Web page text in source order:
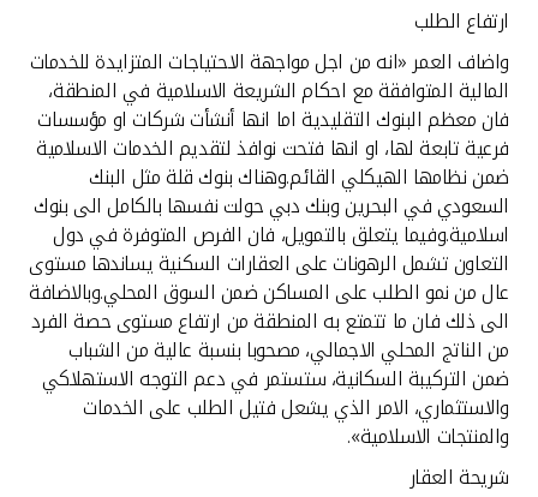
ارتفاع الطلب
واضاف العمر «انه من اجل مواجهة الاحتياجات المتزايدة للخدمات
المالية المتوافقة مع احكام الشريعة الاسلامية في المنطقة،
فان معظم البنوك التقليدية اما انها أنشأت شركات او مؤسسات
فرعية تابعة لها، او انها فتحت نوافذ لتقديم الخدمات الاسلامية
ضمن نظامها الهيكلي القائم.وهناك بنوك قلة مثل البنك
السعودي في البحرين وبنك دبي حولت نفسها بالكامل الى بنوك
اسلامية.وفيما يتعلق بالتمويل، فان الفرص المتوفرة في دول
التعاون تشمل الرهونات على العقارات السكنية يساندها مستوى
عال من نمو الطلب على المساكن ضمن السوق المحلي.وبالاضافة
الى ذلك فان ما تتمتع به المنطقة من ارتفاع مستوى حصة الفرد
من الناتج المحلي الاجمالي، مصحوبا بنسبة عالية من الشباب
ضمن التركيبة السكانية، ستستمر في دعم التوجه الاستهلاكي
والاستثماري، الامر الذي يشعل فتيل الطلب على الخدمات
والمنتجات الاسلامية».
شريحة العقار